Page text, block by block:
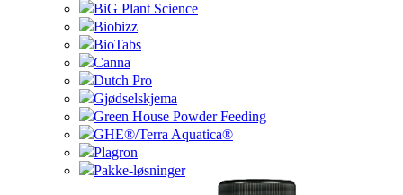
BiG Plant Science
Biobizz
BioTabs
Canna
Dutch Pro
Gjødselskjema
Green House Powder Feeding
GHE®/Terra Aquatica®
Plagron
Pakke-løsninger